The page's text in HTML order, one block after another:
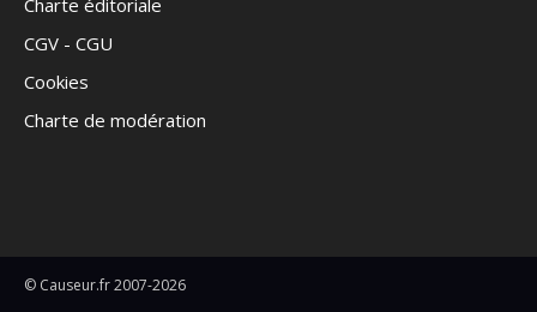
CGV - CGU
Cookies
Charte de modération
© Causeur.fr 2007-2026